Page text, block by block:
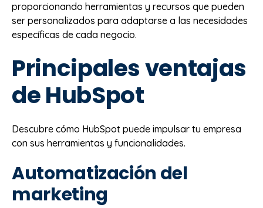
proporcionando herramientas y recursos que pueden
ser personalizados para adaptarse a las necesidades
específicas de cada negocio.
Principales ventajas
de HubSpot
Descubre cómo HubSpot puede impulsar tu empresa
con sus herramientas y funcionalidades.
Automatización del
marketing